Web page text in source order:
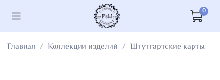
0
Главная Коллекции изделий Штутгартские карты